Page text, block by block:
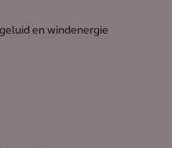
en windenergie